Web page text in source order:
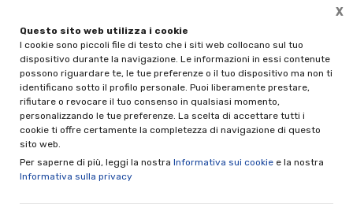
Questo sito web utilizza i cookie
I cookie sono piccoli file di testo che i siti web collocano sul tuo
dispositivo durante la navigazione. Le informazioni in essi contenute
possono riguardare te, le tue preferenze o il tuo dispositivo ma non ti
identificano sotto il profilo personale. Puoi liberamente prestare,
rifiutare o revocare il tuo consenso in qualsiasi momento,
personalizzando le tue preferenze. La scelta di accettare tutti i
cookie ti offre certamente la completezza di navigazione di questo
sito web.
Per saperne di più, leggi la nostra Informativa sui cookie e la nostra
Informativa sulla privacy
X
🎁 REGALA UNA CERAMICA NINO PARRUCCA
Disponibili le gift card da 50€ e 100€
Grande piatto ovale art.99/A